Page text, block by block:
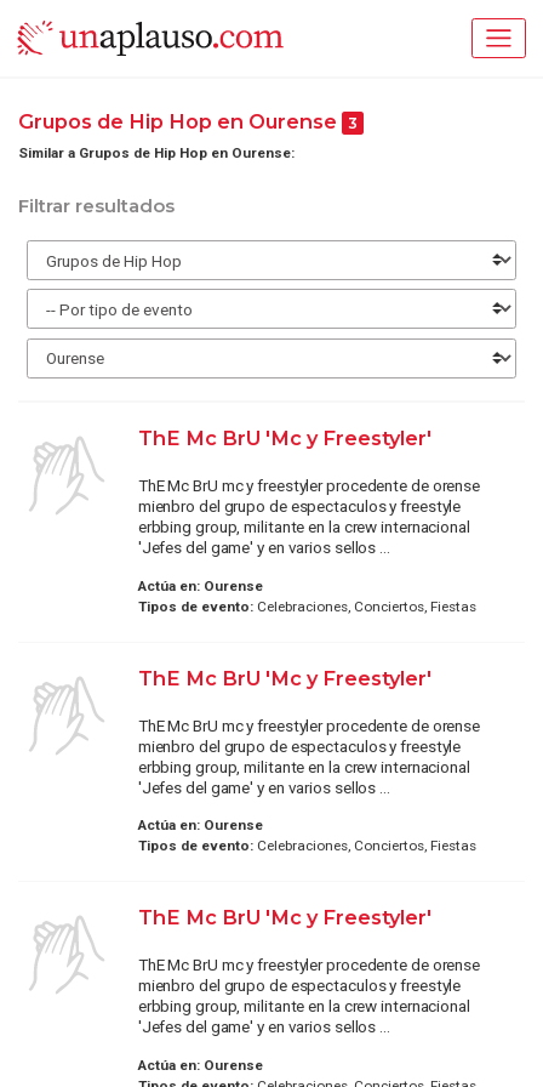
Grupos de Hip Hop en Ourense 3
Similar a Grupos de Hip Hop en Ourense:
Filtrar resultados
ThE Mc BrU 'Mc y Freestyler'
ThE Mc BrU mc y freestyler procedente de orense
mienbro del grupo de espectaculos y freestyle
erbbing group, militante en la crew internacional
'Jefes del game' y en varios sellos ...
Actúa en: Ourense
Tipos de evento:Celebraciones, Conciertos, Fiestas
ThE Mc BrU 'Mc y Freestyler'
ThE Mc BrU mc y freestyler procedente de orense
mienbro del grupo de espectaculos y freestyle
erbbing group, militante en la crew internacional
'Jefes del game' y en varios sellos ...
Actúa en: Ourense
Tipos de evento:Celebraciones, Conciertos, Fiestas
ThE Mc BrU 'Mc y Freestyler'
ThE Mc BrU mc y freestyler procedente de orense
mienbro del grupo de espectaculos y freestyle
erbbing group, militante en la crew internacional
'Jefes del game' y en varios sellos ...
Actúa en: Ourense